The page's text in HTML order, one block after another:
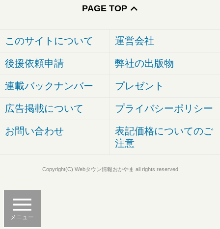
メニュー
PAGE TOP
このサイトについて 運営会社
後援依頼申請 弊社の出版物
連載バックナンバー プレゼント
広告掲載について プライバシーポリシー
お問い合わせ
表記価格についてのご
注意
Copyright(C) Webタウン情報おかやま all rights reserved